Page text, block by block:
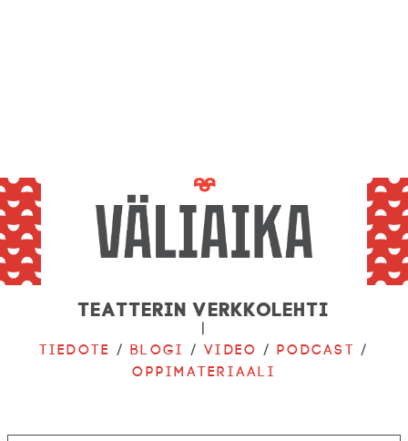
Teatterin verkkolehti
|
Tiedote /Blogi /Video /Podcast /
Oppimateriaali